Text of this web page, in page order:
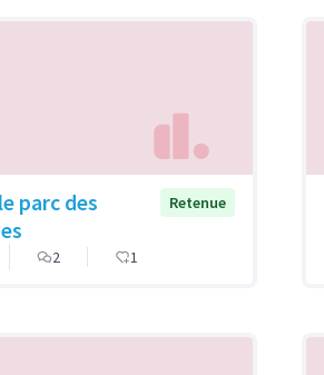
parc des
Retenue
2 1